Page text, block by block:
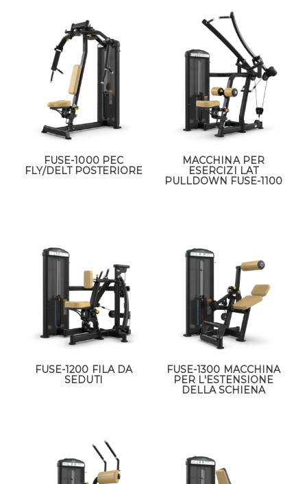
FUSE-1000 PEC
FLY/DELT POSTERIORE
MACCHINA PER
ESERCIZI LAT
PULLDOWN FUSE-1100
FUSE-1200 FILA DA
SEDUTI
FUSE-1300 MACCHINA
PER L'ESTENSIONE
DELLA SCHIENA